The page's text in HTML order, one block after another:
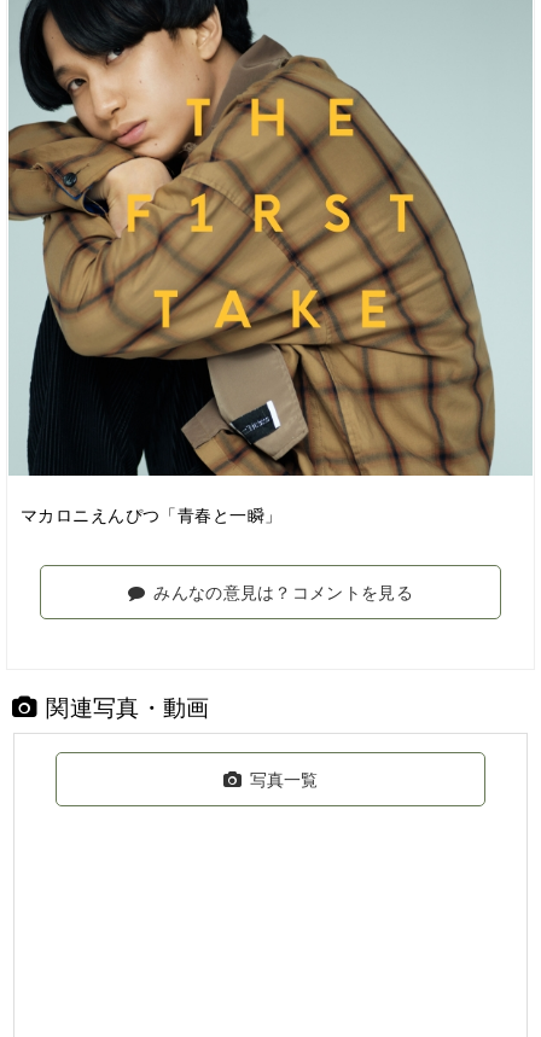
マカロニえんぴつ「青春と一瞬」
みんなの意見は？コメントを見る
関連写真・動画
写真一覧